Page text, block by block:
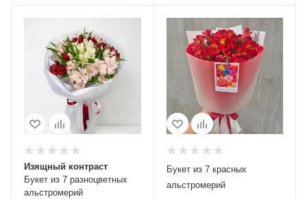
Букет из 7 разноцветных
альстромерий
Изящный контраст
Букет из 7 красных
альстромерий